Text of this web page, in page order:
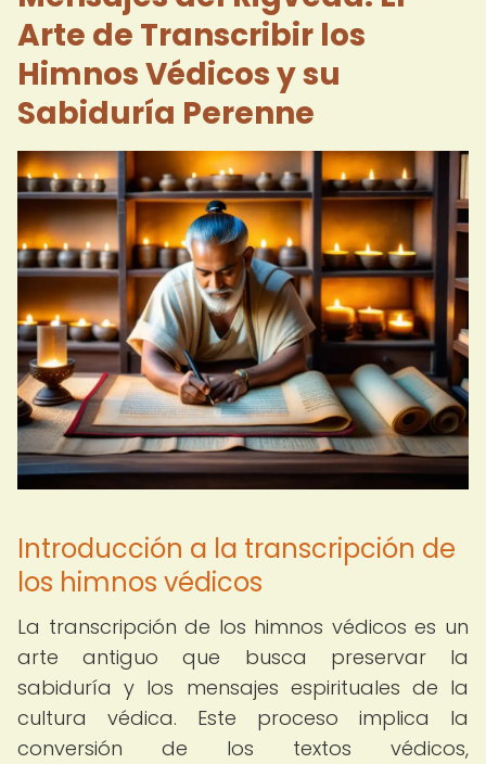
Arte de Transcribir los
Himnos Védicos y su
Sabiduría Perenne
Introducción a la transcripción de
los himnos védicos
La transcripción de los himnos védicos es un
arte antiguo que busca preservar la
sabiduría y los mensajes espirituales de la
cultura védica. Este proceso implica la
conversión de los textos védicos,